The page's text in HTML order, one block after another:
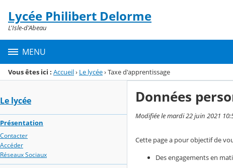
Menu de la rubrique
Contenu
Lycée Philibert Delorme
L'Isle-d'Abeau
MENU
Vous êtes ici : Accueil› Le lycée›Taxe d'apprentissage
Le lycée
Présentation
Contacter
Accéder
Réseaux Sociaux
Données
Modifiée le mardi 22 juin 2021
Cette page a pour objectif de
Des engagements en